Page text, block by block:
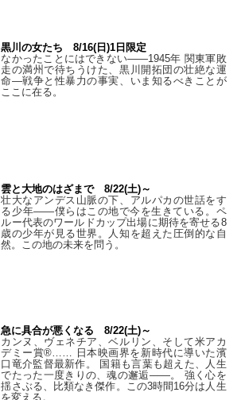
黒川の女たち 8/16(日)1日限定
なかったことにはできない——1945年 関東軍敗
走の満州で待ちうけた、黒川開拓団の壮絶な運
命―戦争と性暴力の事実、いま知るべきことが
ここに在る。
雲と大地のはざまで 8/22(土)～
壮大なアンデス山脈の下、アルパカの世話をす
る少年――僕らはこの地で今を生きている。ペ
ルー代表のワールドカップ出場に期待を寄せる8
歳の少年が見る世界。人知を超えた圧倒的な自
然。この地の未来を問う。
急に具合が悪くなる 8/22(土)～
カンヌ、ヴェネチア、ベルリン、そして米アカ
デミー賞®…… 日本映画界を新時代に導いた濱
口竜介監督最新作。 国籍も言葉も超えた、人生
でたった一度きりの、魂の邂逅――。 強く心を
揺さぶる、比類なき傑作。この3時間16分は人生
を変える。